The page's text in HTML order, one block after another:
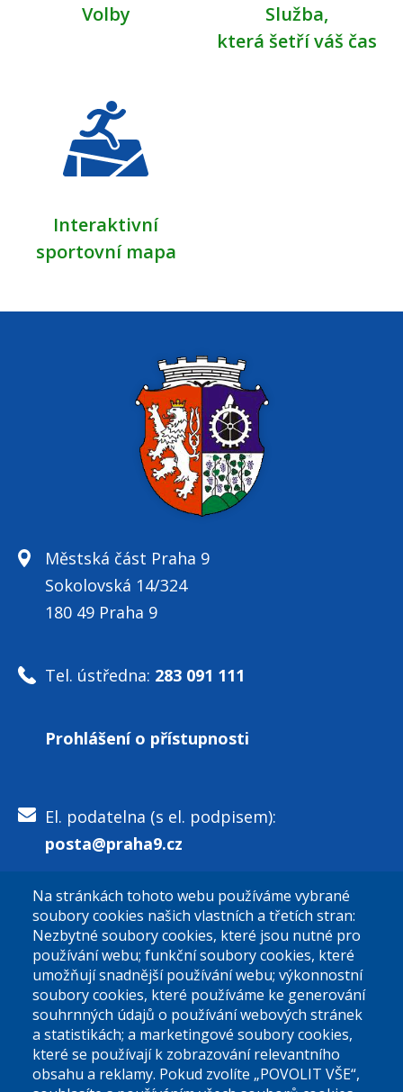
Volby
Služba,
která šetří váš čas
Interaktivní
sportovní mapa
Městská část Praha 9
Sokolovská 14/324
180 49 Praha 9
Tel. ústředna: 283 091 111
Prohlášení o přístupnosti
El. podatelna (s el. podpisem):
posta@praha9.cz
El. podatelna (bez el. podpisu):
podatelna@praha9.cz
Úřední dny:
Na stránkách tohoto webu používáme vybrané
soubory cookies našich vlastních a třetích stran:
Nezbytné soubory cookies, které jsou nutné pro
používání webu; funkční soubory cookies, které
umožňují snadnější používání webu; výkonnostní
soubory cookies, které používáme ke generování
souhrnných údajů o používání webových stránek
a statistikách; a marketingové soubory cookies,
které se používají k zobrazování relevantního
obsahu a reklamy. Pokud zvolíte „POVOLIT VŠE“,